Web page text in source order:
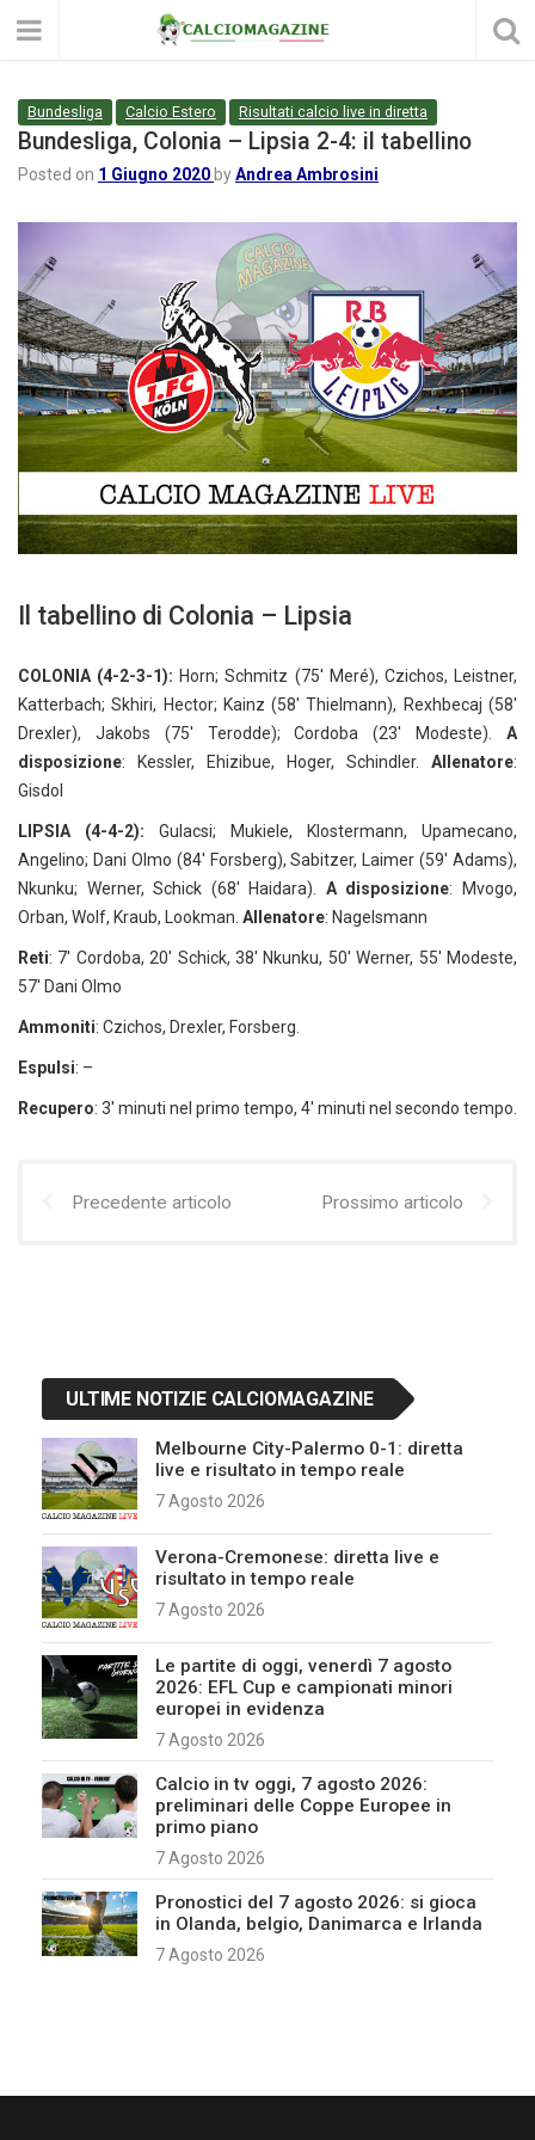
Bundesliga Calcio Estero Risultati calcio live in diretta
Bundesliga, Colonia – Lipsia 2-4: il tabellino
Posted on 1 Giugno 2020 byAndrea Ambrosini
Il tabellino di Colonia – Lipsia
COLONIA (4-2-3-1): Horn; Schmitz (75′ Meré), Czichos, Leistner,
Katterbach; Skhiri, Hector; Kainz (58′ Thielmann), Rexhbecaj (58′
Drexler), Jakobs (75′ Terodde); Cordoba (23′ Modeste). A
disposizione: Kessler, Ehizibue, Hoger, Schindler. Allenatore:
Gisdol
LIPSIA (4-4-2): Gulacsi; Mukiele, Klostermann, Upamecano,
Angelino; Dani Olmo (84′ Forsberg), Sabitzer, Laimer (59′ Adams),
Nkunku; Werner, Schick (68′ Haidara). A disposizione: Mvogo,
Orban, Wolf, Kraub, Lookman. Allenatore: Nagelsmann
Reti: 7′ Cordoba, 20′ Schick, 38′ Nkunku, 50′ Werner, 55′ Modeste,
57′ Dani Olmo
Ammoniti: Czichos, Drexler, Forsberg.
Espulsi: –
Recupero: 3′ minuti nel primo tempo, 4′ minuti nel secondo tempo.
Precedente articolo Prossimo articolo
ULTIME NOTIZIE CALCIOMAGAZINE
Melbourne City-Palermo 0-1: diretta
live e risultato in tempo reale
7 Agosto 2026
Verona-Cremonese: diretta live e
risultato in tempo reale
7 Agosto 2026
Le partite di oggi, venerdì 7 agosto
2026: EFL Cup e campionati minori
europei in evidenza
7 Agosto 2026
Calcio in tv oggi, 7 agosto 2026:
preliminari delle Coppe Europee in
primo piano
7 Agosto 2026
Pronostici del 7 agosto 2026: si gioca
in Olanda, belgio, Danimarca e Irlanda
7 Agosto 2026